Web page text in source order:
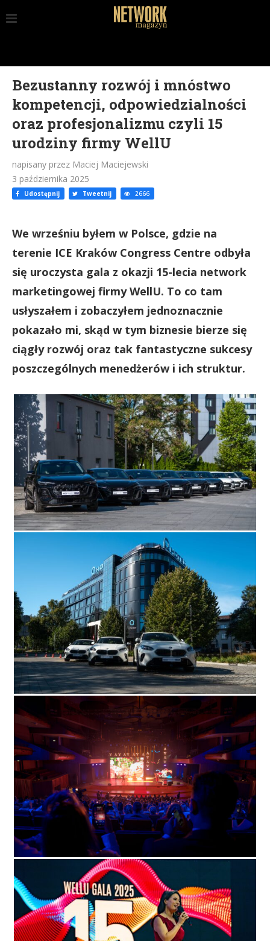
Bezustanny rozwój i mnóstwo
kompetencji, odpowiedzialności
oraz profesjonalizmu czyli 15
urodziny firmy WellU
napisany przez Maciej Maciejewski
3 października 2025
Udostępnij Tweetnij 2666
We wrześniu byłem w Polsce, gdzie na
terenie ICE Kraków Congress Centre odbyła
się uroczysta gala z okazji 15-lecia network
marketingowej firmy WellU. To co tam
usłyszałem i zobaczyłem jednoznacznie
pokazało mi, skąd w tym biznesie bierze się
ciągły rozwój oraz tak fantastyczne sukcesy
poszczególnych menedżerów i ich struktur.